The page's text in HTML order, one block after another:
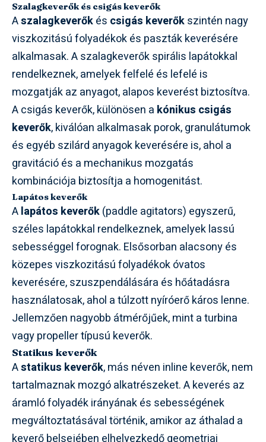
Szalagkeverők és csigás keverők
Aszalagkeverőkés csigás keverőkszintén nagy
viszkozitású folyadékok és paszták keverésére
alkalmasak. A szalagkeverők spirális lapátokkal
rendelkeznek, amelyek felfelé és lefelé is
mozgatják az anyagot, alapos keverést biztosítva.
A csigás keverők, különösen a kónikus csigás
keverők, kiválóan alkalmasak porok, granulátumok
és egyéb szilárd anyagok keverésére is, ahol a
gravitáció és a mechanikus mozgatás
kombinációja biztosítja a homogenitást.
Lapátos keverők
Alapátos keverők(paddle agitators) egyszerű,
széles lapátokkal rendelkeznek, amelyek lassú
sebességgel forognak. Elsősorban alacsony és
közepes viszkozitású folyadékok óvatos
keverésére, szuszpendálására és hőátadásra
használatosak, ahol a túlzott nyíróerő káros lenne.
Jellemzően nagyobb átmérőjűek, mint a turbina
vagy propeller típusú keverők.
Statikus keverők
Astatikus keverők, más néven inline keverők, nem
tartalmaznak mozgó alkatrészeket. A keverés az
áramló folyadék irányának és sebességének
megváltoztatásával történik, amikor az áthalad a